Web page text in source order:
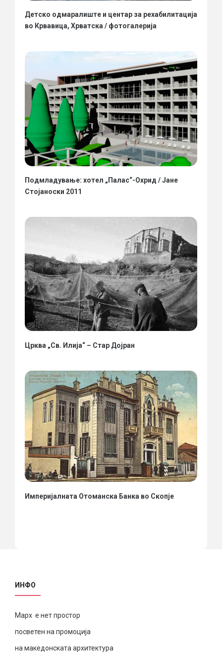
Детско одмаралиште и центар за рехабилитација
во Крвавица, Хрватска / фотогалерија
Подмладување: хотел „Палас“-Охрид / Јане
Стојаноски 2011
Црква „Св. Илија“ – Стар Дојран
Империјалната Отоманска Банка во Скопје
ИНФО
Марх е нет простор
посветен на промоција
на македонската архитектура